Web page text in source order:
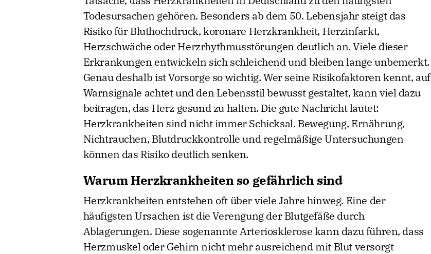
Todesursachen gehören. Besonders ab dem 50. Lebensjahr steigt das
Risiko für Bluthochdruck, koronare Herzkrankheit, Herzinfarkt,
Herzschwäche oder Herzrhythmusstörungen deutlich an. Viele dieser
Erkrankungen entwickeln sich schleichend und bleiben lange unbemerkt.
Genau deshalb ist Vorsorge so wichtig. Wer seine Risikofaktoren kennt, auf
Warnsignale achtet und den Lebensstil bewusst gestaltet, kann viel dazu
beitragen, das Herz gesund zu halten. Die gute Nachricht lautet:
Herzkrankheiten sind nicht immer Schicksal. Bewegung, Ernährung,
Nichtrauchen, Blutdruckkontrolle und regelmäßige Untersuchungen
können das Risiko deutlich senken.
Warum Herzkrankheiten so gefährlich sind
Herzkrankheiten entstehen oft über viele Jahre hinweg. Eine der
häufigsten Ursachen ist die Verengung der Blutgefäße durch
Ablagerungen. Diese sogenannte Arteriosklerose kann dazu führen, dass
Herzmuskel oder Gehirn nicht mehr ausreichend mit Blut versorgt